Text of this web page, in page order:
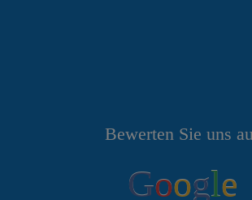
Bewerten Sie uns
Google